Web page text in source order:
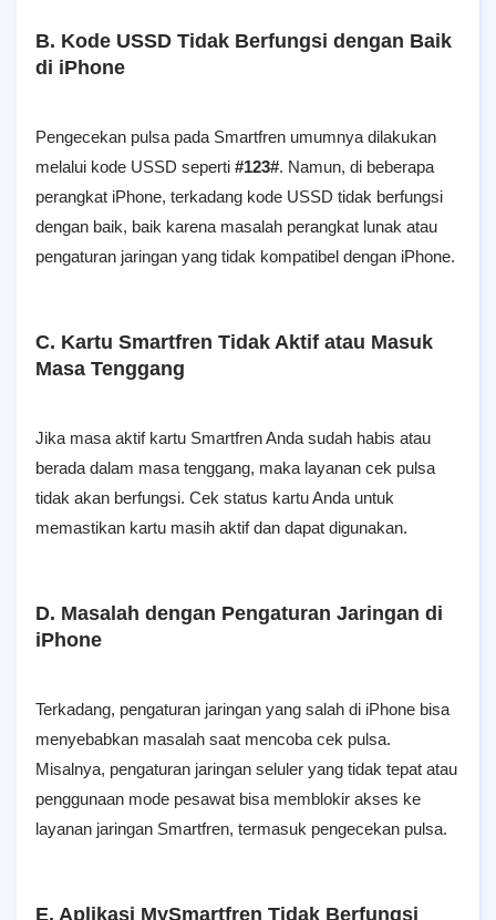
B. Kode USSD Tidak Berfungsi dengan Baik
di iPhone
Pengecekan pulsa pada Smartfren umumnya dilakukan
melalui kode USSD seperti #123#. Namun, di beberapa
perangkat iPhone, terkadang kode USSD tidak berfungsi
dengan baik, baik karena masalah perangkat lunak atau
pengaturan jaringan yang tidak kompatibel dengan iPhone.
C. Kartu Smartfren Tidak Aktif atau Masuk
Masa Tenggang
Jika masa aktif kartu Smartfren Anda sudah habis atau
berada dalam masa tenggang, maka layanan cek pulsa
tidak akan berfungsi. Cek status kartu Anda untuk
memastikan kartu masih aktif dan dapat digunakan.
D. Masalah dengan Pengaturan Jaringan di
iPhone
Terkadang, pengaturan jaringan yang salah di iPhone bisa
menyebabkan masalah saat mencoba cek pulsa.
Misalnya, pengaturan jaringan seluler yang tidak tepat atau
penggunaan mode pesawat bisa memblokir akses ke
layanan jaringan Smartfren, termasuk pengecekan pulsa.
E. Aplikasi MySmartfren Tidak Berfungsi